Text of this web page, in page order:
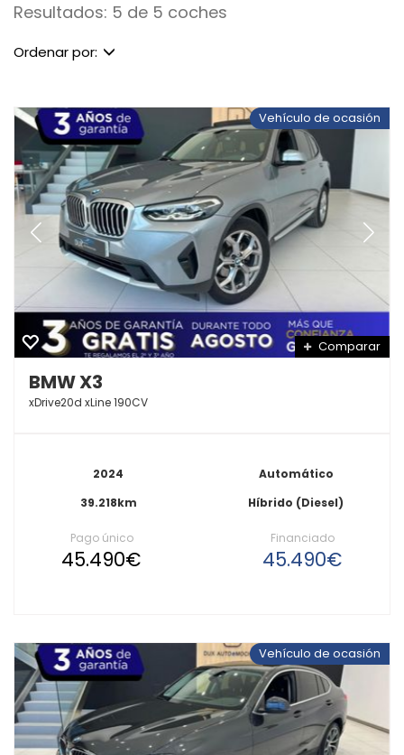
Resultados: 5 de 5 coches
Ordenar por:
Vehículo de ocasión
Comparar
BMW X3
xDrive20d xLine 190CV
2024
39.218km
Automático
Híbrido (Diesel)
Pago único
45.490€
Financiado
45.490€
Vehículo de ocasión